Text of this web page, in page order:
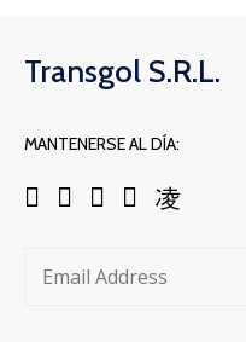
Transgol S.R.L.
MANTENERSE AL DÍA: